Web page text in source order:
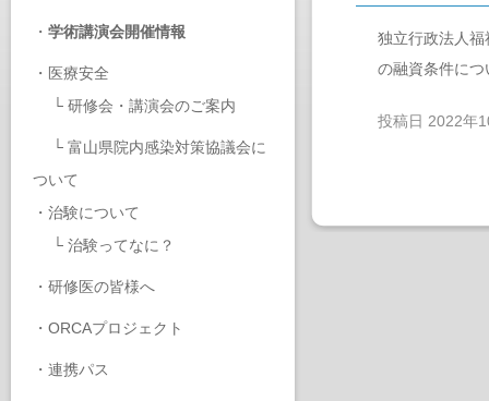
・ 学術講演会開催情報
・ 医療安全
└ 研修会・講演会のご案内
└ 富山県院内感染対策協議会に
ついて
・ 治験について
└ 治験ってなに？
・ 研修医の皆様へ
・ ORCAプロジェクト
・ 連携パス
独立行政法人
の融資条件に
投稿日 2022年